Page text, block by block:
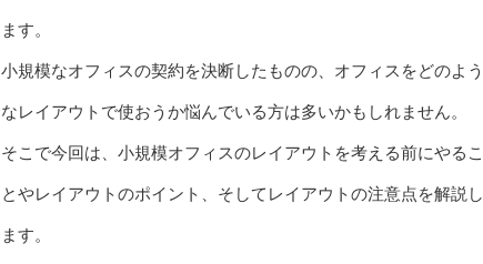
ます。
小規模なオフィスの契約を決断したものの、オフィスをどのよう
なレイアウトで使おうか悩んでいる方は多いかもしれません。
そこで今回は、小規模オフィスのレイアウトを考える前にやるこ
とやレイアウトのポイント、そしてレイアウトの注意点を解説し
ます。